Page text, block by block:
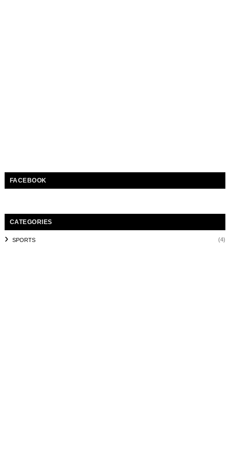
FACEBOOK
CATEGORIES
SPORTS (4)